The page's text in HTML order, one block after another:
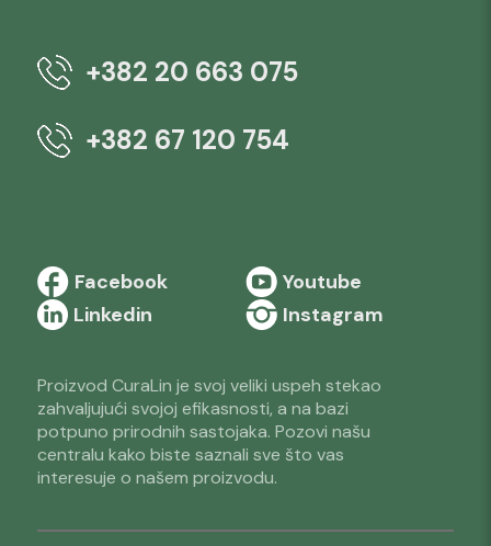
+382 20 663 075
+382 67 120 754
Proizvod CuraLin je svoj veliki uspeh stekao
zahvaljujući svojoj efikasnosti, a na bazi
potpuno prirodnih sastojaka. Pozovi našu
centralu kako biste saznali sve što vas
interesuje o našem proizvodu.
Facebook
Youtube
Linkedin
Instagram